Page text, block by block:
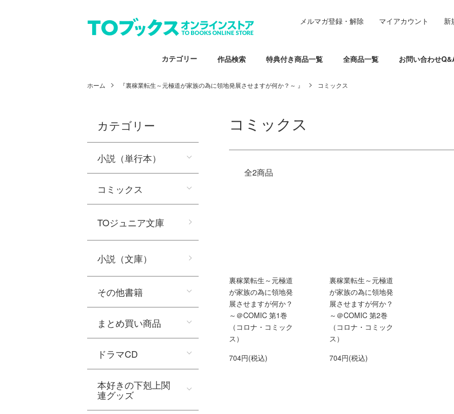
カテゴリー 作品検索 特典付き商品一覧 全商品一覧 お問い合わせ
メルマガ登録・解除 マイアカウント 新
ホーム 『裏稼業転生～元極道が家族の為に領地発展させますが何か？～ 』 コミックス
コミックス
全2商品
裏稼業転生～元極道
が家族の為に領地発
展させますが何か？
～＠COMIC 第1巻
（コロナ・コミック
ス）
704円(税込)
裏稼業転生～元極道
が家族の為に領地発
展させますが何か？
～＠COMIC 第2巻
（コロナ・コミック
ス）
704円(税込)
カテゴリー
小説（単行本）
コミックス
TOジュニア文庫
小説（文庫）
その他書籍
まとめ買い商品
ドラマCD
本好きの下剋上関
連グッズ